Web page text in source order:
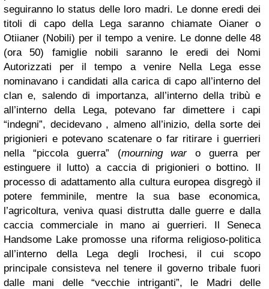
seguiranno lo status delle loro madri. Le donne eredi dei
titoli di capo della Lega saranno chiamate Oianer o
Otiianer (Nobili) per il tempo a venire. Le donne delle 48
(ora 50) famiglie nobili saranno le eredi dei Nomi
Autorizzati per il tempo a venire Nella Lega esse
nominavano i candidati alla carica di capo all’interno del
clan e, salendo di importanza, all’interno della tribù e
all’interno della Lega, potevano far dimettere i capi
“indegni”, decidevano , almeno all’inizio, della sorte dei
prigionieri e potevano scatenare o far ritirare i guerrieri
nella “piccola guerra” (mourning waro guerra per
estinguere il lutto) a caccia di prigionieri o bottino. Il
processo di adattamento alla cultura europea disgregò il
potere femminile, mentre la sua base economica,
l’agricoltura, veniva quasi distrutta dalle guerre e dalla
caccia commerciale in mano ai guerrieri. Il Seneca
Handsome Lake promosse una riforma religioso-politica
all’interno della Lega degli Irochesi, il cui scopo
principale consisteva nel tenere il governo tribale fuori
dalle mani delle “vecchie intriganti”, le Madri delle